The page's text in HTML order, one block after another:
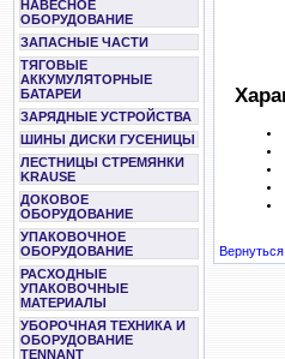
НАВЕСНОЕ
ОБОРУДОВАНИЕ
ЗАПАСНЫЕ ЧАСТИ
ТЯГОВЫЕ
АККУМУЛЯТОРНЫЕ
БАТАРЕИ
ЗАРЯДНЫЕ УСТРОЙСТВА
ШИНЫ ДИСКИ ГУСЕНИЦЫ
ЛЕСТНИЦЫ СТРЕМЯНКИ
KRAUSE
ДОКОВОЕ
ОБОРУДОВАНИЕ
УПАКОВОЧНОЕ
ОБОРУДОВАНИЕ
РАСХОДНЫЕ
УПАКОВОЧНЫЕ
МАТЕРИАЛЫ
УБОРОЧНАЯ ТЕХНИКА И
ОБОРУДОВАНИЕ
TENNANT
Вернуться